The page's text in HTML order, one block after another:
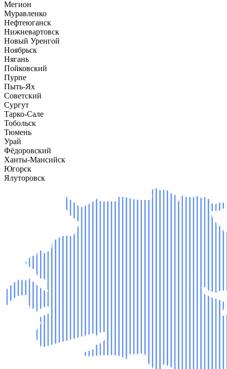
Мегион
Муравленко
Нефтеюганск
Нижневартовск
Новый Уренгой
Ноябрьск
Нягань
Пойковский
Пурпе
Пыть-Ях
Советский
Сургут
Тарко-Сале
Тобольск
Тюмень
Урай
Фёдоровский
Ханты-Мансийск
Югорск
Ялуторовск